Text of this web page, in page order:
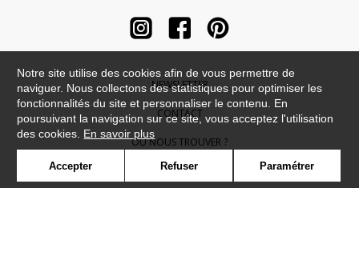
NEWSLETTER
CONTACT
OÙ NOUS TROUVER ?
CONTRACT
Notre site utilise des cookies afin de vous permettre de
naviguer. Nous collectons des statistiques pour optimiser les
fonctionnalités du site et personnaliser le contenu. En
poursuivant la navigation sur ce site, vous acceptez l'utilisation
des cookies. En savoir plus
Accepter Refuser Paramétrer